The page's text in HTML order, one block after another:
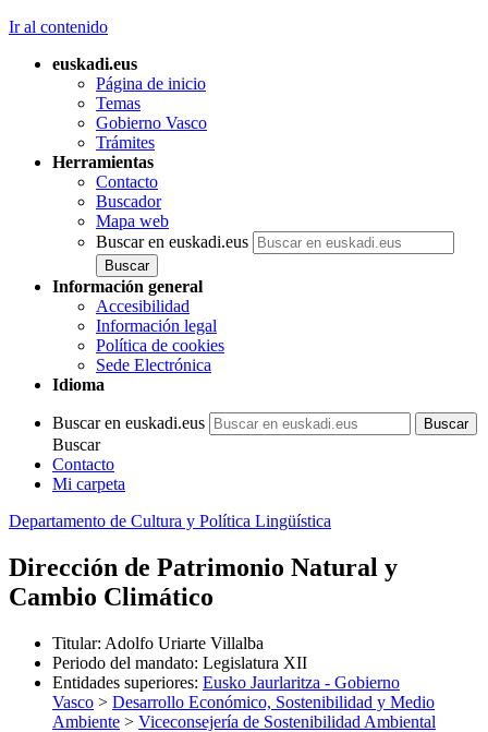
Ir al contenido
euskadi.eus
Página de inicio
Temas
Gobierno Vasco
Trámites
Herramientas
Contacto
Buscador
Mapa web
Buscar en euskadi.eus
Información general
Accesibilidad
Información legal
Política de cookies
Sede Electrónica
Idioma
Buscar en euskadi.eus
Buscar
Contacto
Mi carpeta
Departamento de Cultura y Política Lingüística
Dirección de Patrimonio Natural y
Cambio Climático
Titular: Adolfo Uriarte Villalba
Periodo del mandato: Legislatura XII
Entidades superiores: Eusko Jaurlaritza - Gobierno
Vasco > Desarrollo Económico, Sostenibilidad y Medio
Ambiente > Viceconsejería de Sostenibilidad Ambiental